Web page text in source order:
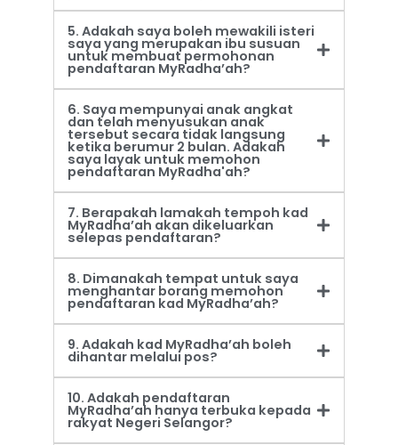
5. Adakah saya boleh mewakili isteri
saya yang merupakan ibu susuan
untuk membuat permohonan
pendaftaran MyRadha’ah?
6. Saya mempunyai anak angkat
dan telah menyusukan anak
tersebut secara tidak langsung
ketika berumur 2 bulan. Adakah
saya layak untuk memohon
pendaftaran MyRadha'ah?
7. Berapakah lamakah tempoh kad
MyRadha’ah akan dikeluarkan
selepas pendaftaran?
8. Dimanakah tempat untuk saya
menghantar borang memohon
pendaftaran kad MyRadha’ah?
9. Adakah kad MyRadha’ah boleh
dihantar melalui pos?
10. Adakah pendaftaran
MyRadha’ah hanya terbuka kepada
rakyat Negeri Selangor?